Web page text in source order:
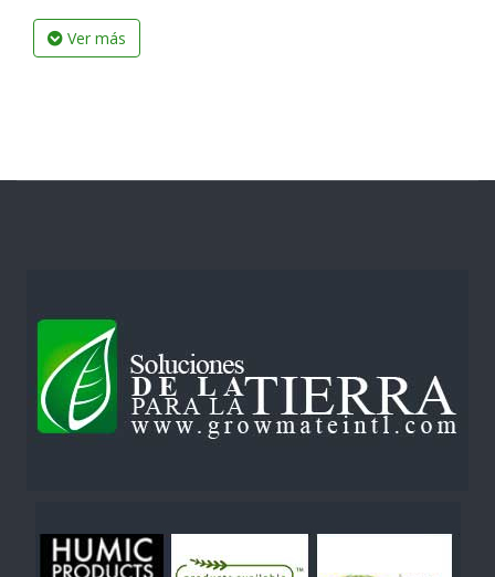
Ver más